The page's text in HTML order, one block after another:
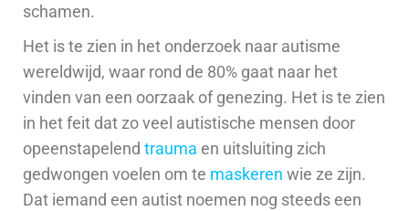
schamen.
Het is te zien in het onderzoek naar autisme
wereldwijd, waar rond de 80% gaat naar het
vinden van een oorzaak of genezing. Het is te zien
in het feit dat zo veel autistische mensen door
opeenstapelend trauma en uitsluiting zich
gedwongen voelen om te maskeren wie ze zijn.
Dat iemand een autist noemen nog steeds een